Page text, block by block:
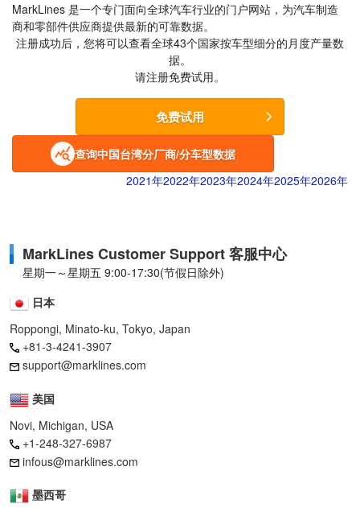
MarkLines 是一个专门面向全球汽车行业的门户网站，为汽车制造
商和零部件供应商提供最新的可靠数据。
注册成功后，您将可以查看全球43个国家按车型细分的月度产量数
据。
请注册免费试用。
免费试用
查询中国台湾分厂商/分车型数据
2021年2022年2023年2024年2025年2026年
MarkLines Customer Support 客服中心
星期一～星期五 9:00-17:30(节假日除外)
日本
Roppongi, Minato-ku, Tokyo, Japan
+81-3-4241-3907
support@marklines.com
美国
Novi, Michigan, USA
+1-248-327-6987
infous@marklines.com
墨西哥